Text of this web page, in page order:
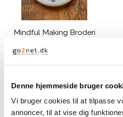
Denne hjemmeside bruger
Vi bruger cookies til at tilpasse
annoncer, til at vise dig
Mindful Making Broderi
VIS PRODUKT